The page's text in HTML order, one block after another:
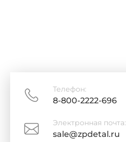
Телефон:
8-800-2222-696
Электронная почта:
sale@zpdetal.ru